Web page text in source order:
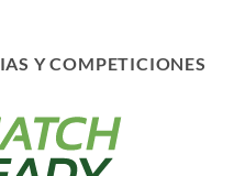
Y COMPETICIONES